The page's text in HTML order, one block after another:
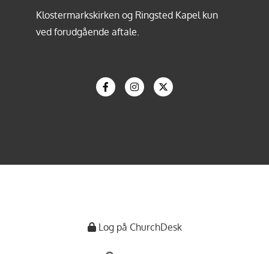
Klostermarkskirken og Ringsted Kapel kun
ved forudgående aftale.
Log på ChurchDesk